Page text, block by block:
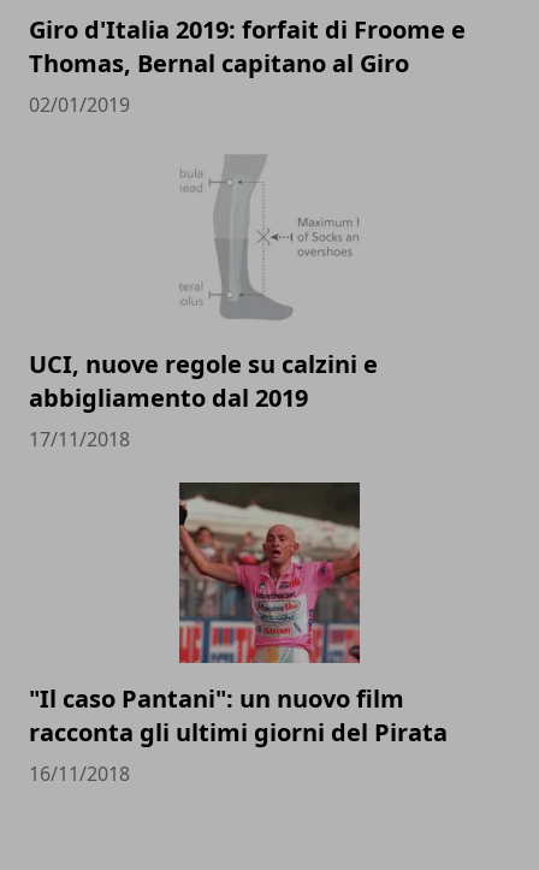
Giro d'Italia 2019: forfait di Froome e
Thomas, Bernal capitano al Giro
02/01/2019
UCI, nuove regole su calzini e
abbigliamento dal 2019
17/11/2018
"Il caso Pantani": un nuovo film
racconta gli ultimi giorni del Pirata
16/11/2018